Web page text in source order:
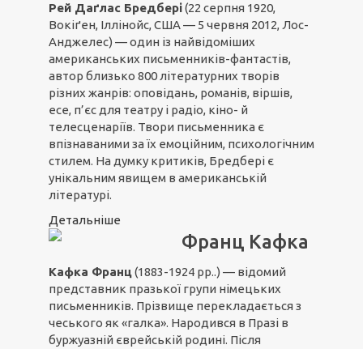
Рей Даґлас Бредбері(22 серпня 1920,
Вокіґен, Іллінойс, США — 5 червня 2012, Лос-
Анджелес) — один із найвідоміших
американських письменників-фантастів,
автор близько 800 літературних творів
різних жанрів: оповідань, романів, віршів,
есе, п’єс для театру і радіо, кіно- й
телесценаріїв. Твори письменника є
впізнаваними за їх емоційним, психологічним
стилем. На думку критиків, Бредбері є
унікальним явищем в американській
літературі.
Детальніше
Франц Кафка
Кафка Франц(1883-1924 рр..) — відомий
представник празької групи німецьких
письменників. Прізвище перекладається з
чеського як «галка». Народився в Празі в
буржуазній єврейській родині. Після